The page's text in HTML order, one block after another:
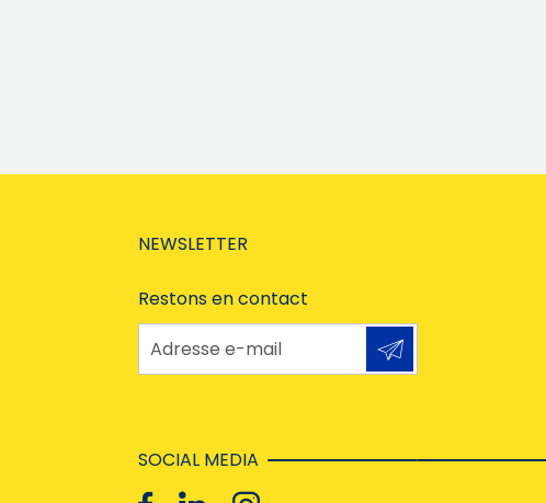
NEWSLETTER
Restons en contact
Adresse e-mail
SOCIAL MEDIA